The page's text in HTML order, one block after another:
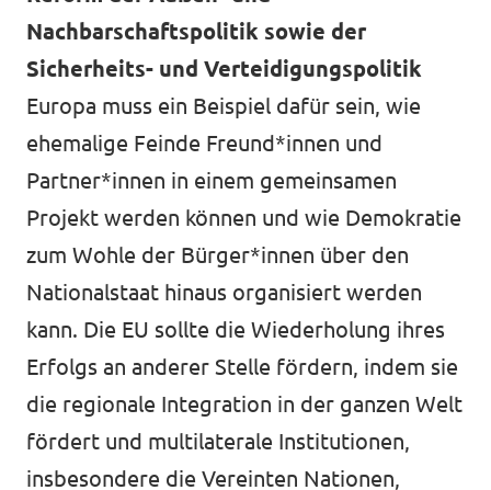
Nachbarschaftspolitik sowie der
Sicherheits- und Verteidigungspolitik
Europa muss ein Beispiel dafür sein, wie
ehemalige Feinde Freund*innen und
Partner*innen in einem gemeinsamen
Projekt werden können und wie Demokratie
zum Wohle der Bürger*innen über den
Nationalstaat hinaus organisiert werden
kann. Die EU sollte die Wiederholung ihres
Erfolgs an anderer Stelle fördern, indem sie
die regionale Integration in der ganzen Welt
fördert und multilaterale Institutionen,
insbesondere die Vereinten Nationen,